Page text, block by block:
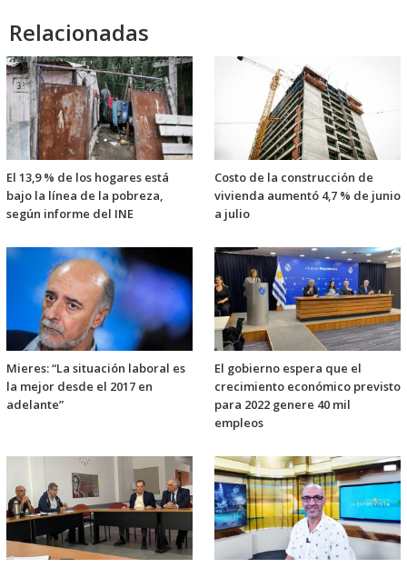
Relacionadas
El 13,9 % de los hogares está
bajo la línea de la pobreza,
según informe del INE
Costo de la construcción de
vivienda aumentó 4,7 % de junio
a julio
Mieres: “La situación laboral es
la mejor desde el 2017 en
adelante”
El gobierno espera que el
crecimiento económico previsto
para 2022 genere 40 mil
empleos